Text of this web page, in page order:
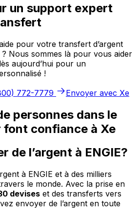
un support expert
pour votre transfert d’argent
Nous sommes là pour vous aider
aujourd’hui pour un
!
772-7779
Envoyer avec Xe
personnes dans le
font confiance à Xe
de l’argent à ENGIE?
à ENGIE et à des milliers
le monde. Avec la prise en
devises et des transferts vers
envoyer de l’argent en toute